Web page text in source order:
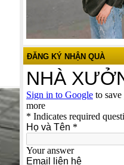
ĐĂNG KÝ NHẬN QUÀ